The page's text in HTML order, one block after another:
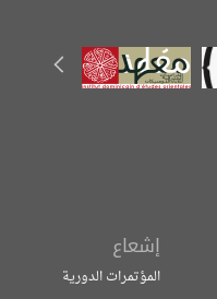
إشعاع
المؤتمرات الدورية